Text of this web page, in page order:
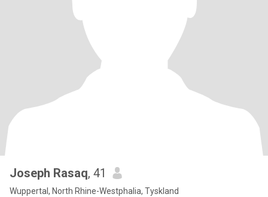
Joseph Rasaq, 41
Wuppertal, North Rhine-Westphalia, Tyskland